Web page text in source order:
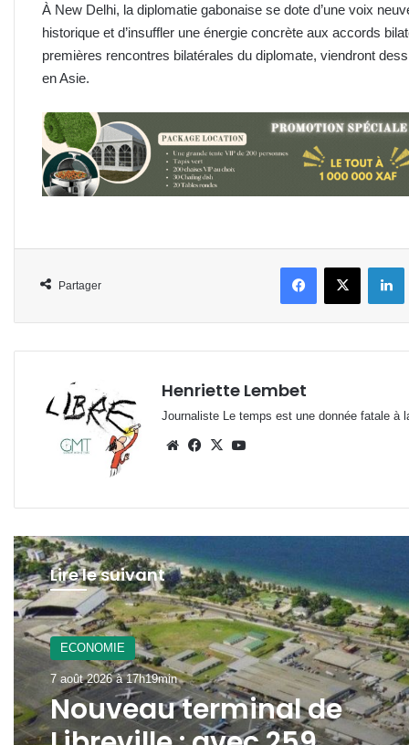
À New Delhi, la diplomatie gabonaise se dote d’une voix
historique et d’insuffler une énergie concrète aux accords
premières rencontres bilatérales du diplomate, viendront
en Asie.
Partager
FacebookX
Henriette Lembet
Journaliste Le temps est une donnée fatale à
WebsiteFacebook
X
Lire le suivant
ECONOMIE
7 août 2026 à 17h19min
Nouveau terminal de